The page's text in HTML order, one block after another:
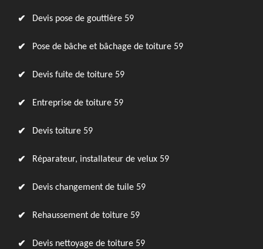
Devis pose de gouttière 59
Pose de bâche et bâchage de toiture 59
Devis fuite de toiture 59
Entreprise de toiture 59
Devis toiture 59
Réparateur, installateur de velux 59
Devis changement de tuile 59
Rehaussement de toiture 59
Devis nettoyage de toiture 59